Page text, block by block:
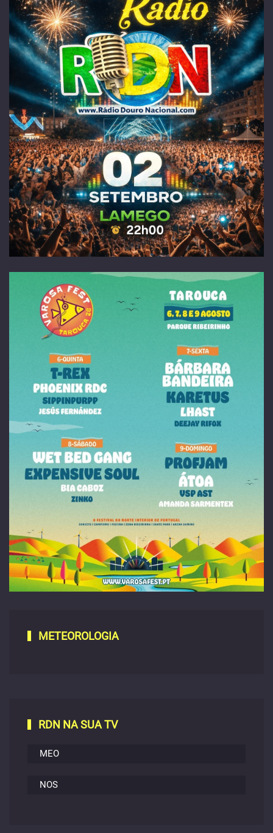
Douro & Porto Wine Festival 2026
03 e 04 Julho 2026 - Lamego
Festa da Rádio Douro Nacional 2026
METEOROLOGIA
RDN NA SUA TV
MEO
NOS